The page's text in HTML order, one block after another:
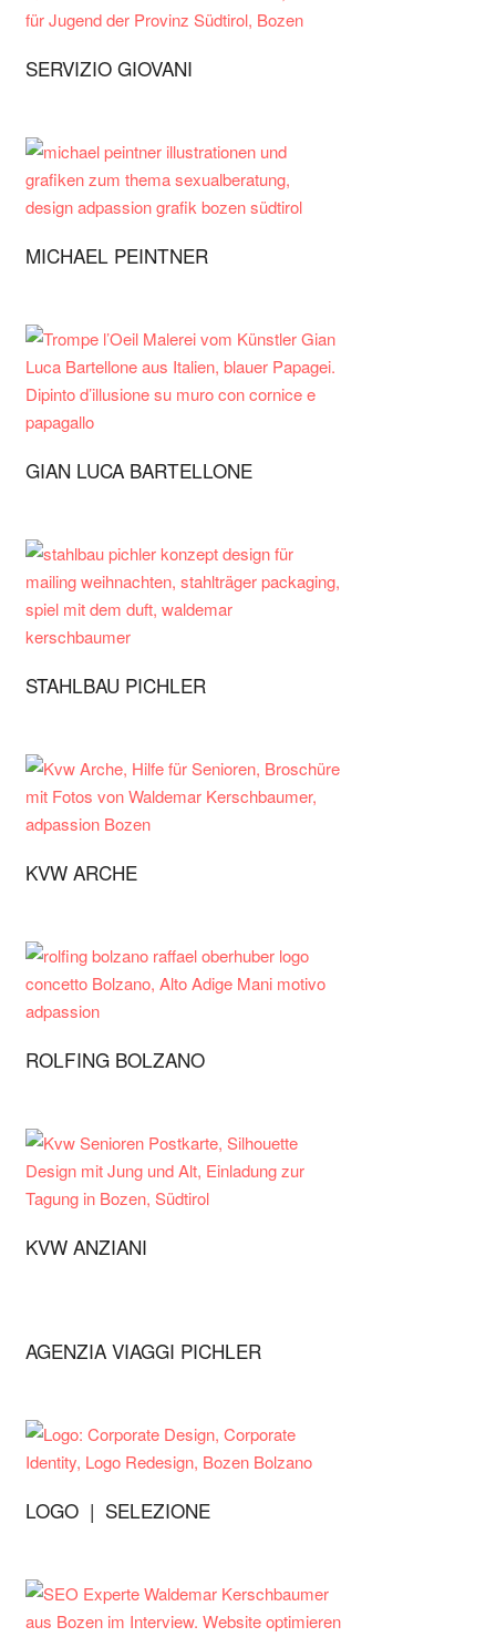
SERVIZIO GIOVANI
MICHAEL PEINTNER
GIAN LUCA BARTELLONE
STAHLBAU PICHLER
KVW ARCHE
ROLFING BOLZANO
KVW ANZIANI
AGENZIA VIAGGI PICHLER
LOGO | SELEZIONE